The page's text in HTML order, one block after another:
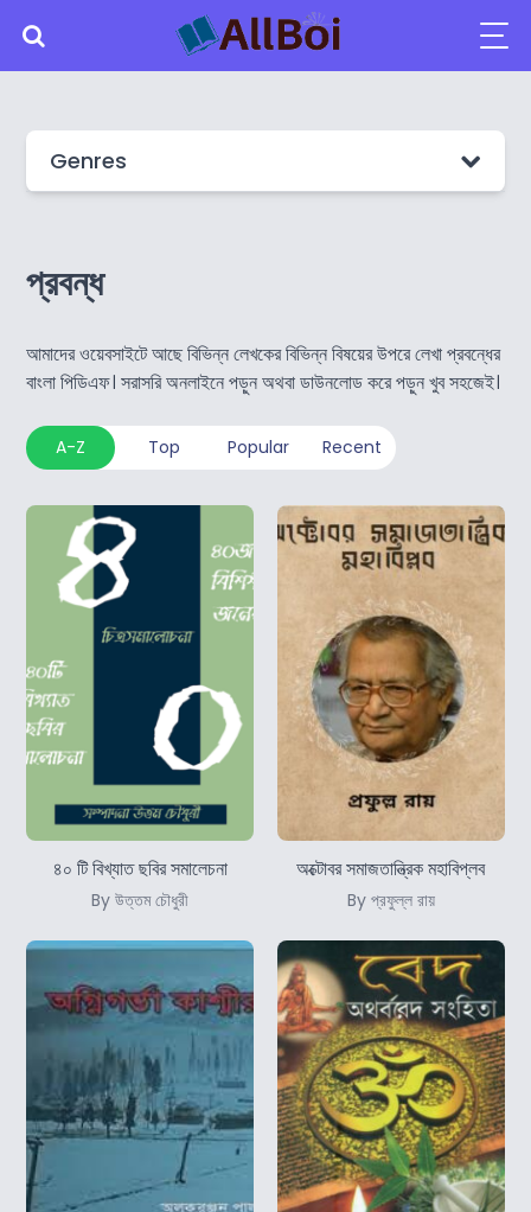
Genres
প্রবন্ধ
আমাদের ওয়েবসাইটে আছে বিভিন্ন লেখকের বিভিন্ন বিষয়ের উপরে লেখা প্রবন্ধের
বাংলা পিডিএফ। সরাসরি অনলাইনে পড়ুন অথবা ডাউনলোড করে পড়ুন খুব সহজেই।
A-Z Top Popular Recent
৪০ টি বিখ্যাত ছবির সমালেচনা
By উত্তম চৌধুরী
অক্টোবর সমাজতান্ত্রিক মহাবিপ্লব
By প্রফুল্ল রায়